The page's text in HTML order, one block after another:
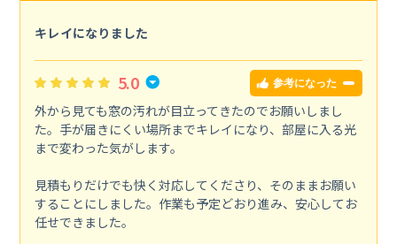
キレイになりました
5.0 参考になった
外から見ても窓の汚れが目立ってきたのでお願いしまし
た。手が届きにくい場所までキレイになり、部屋に入る光
まで変わった気がします。
見積もりだけでも快く対応してくださり、そのままお願い
することにしました。作業も予定どおり進み、安心してお
任せできました。